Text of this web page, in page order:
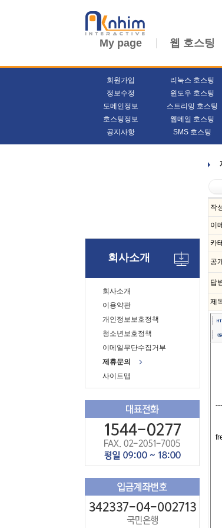
My page 웹 호스팅
회원가입
정보수정
도메인정보
호스팅정보
공지사항
리눅스 호스팅
윈도우 호스팅
스트리밍 호스팅
웹메일 호스팅
SMS 호스팅
회사소개
회사소개
이용약관
개인정보보호정책
청소년보호정책
이메일무단수집거부
제휴문의
사이트맵
작
이
카
공
답
제